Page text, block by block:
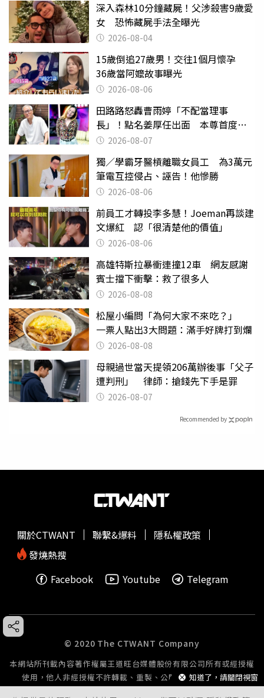
深入森林10分鐘藏屍！父涉殺害9歲愛
女 恐怖藏屍手法全曝光
2026-08-04
15歲倒追27歲男！交往1個月懷孕
36歲當阿嬤故事曝光
2026-08-06
田路路怒轟曹雨婷「不配當理事
長」！點名姜厚任出面 本尊首度回
應了2026-08-07
獨／學霸牙醫槓離職女員工 為3萬元
筆電互控侵占、誣告！他慘勝
2026-08-06
前員工才轉投李多慧！Joeman再談建
文爆紅 認「很清楚他的價值」
2026-08-06
高雄特斯拉暴衝連撞12車 網友感謝
賓士擋下衝擊：救了很多人
2026-08-08
松屋小編問「為何大家不來吃？」
一票人點出3大問題：滿手好牌打到爛
2026-08-08
母親過世當天提領206萬辦後事「父子
遭判刑」 律師：搶錢先下手是罪
2026-08-07
Recommended by
知道了，請關閉視窗
關於CTWANT 聯繫&爆料
隱私權政策
發燒熱搜
Facebook
Youtube Telegram
© 2020 The CTWANT Company
本網站所刊載內容著作權屬王道旺台媒體股份有限公司所有或經授權
使用，他人非經授權不許轉載、重製、公開播送或公開傳輸。